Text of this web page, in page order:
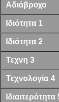
Αδιάβροχο
Ιδιότητα 1
Ιδιότητα 2
Τεχνη 3
Τεχνολογία 4
Ιδιαιτερότητα